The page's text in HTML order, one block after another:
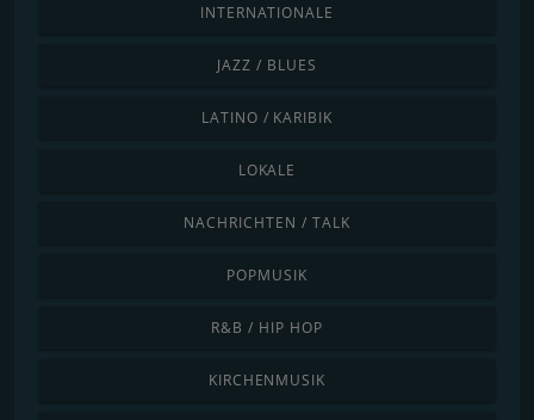
INTERNATIONALE
JAZZ / BLUES
LATINO / KARIBIK
LOKALE
NACHRICHTEN / TALK
POPMUSIK
R&B / HIP HOP
KIRCHENMUSIK